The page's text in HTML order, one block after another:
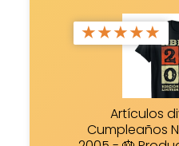
★★★★★
Artículos
Cumpleaños